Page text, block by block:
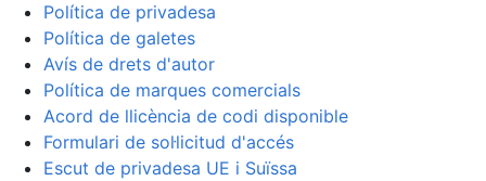
Política de privadesa
Política de galetes
Avís de drets d'autor
Política de marques comercials
Acord de llicència de codi disponible
Formulari de sol·licitud d'accés
Escut de privadesa UE i Suïssa